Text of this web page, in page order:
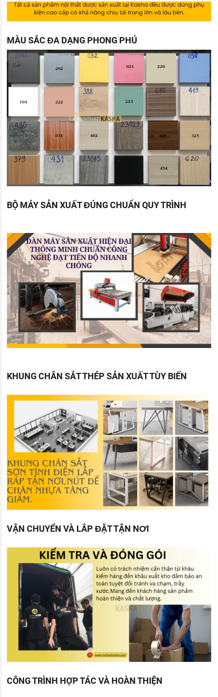
MÀU SẮC ĐA DẠNG PHONG PHÚ
BỘ MÁY SẢN XUẤT ĐÚNG CHUẨN QUY TRÌNH
KHUNG CHÂN SẮT THÉP SẢN XUẤT TÙY BIẾN
VẬN CHUYỂN VÀ LẮP ĐẶT TẬN NƠI
CÔNG TRÌNH HỢP TÁC VÀ HOÀN THIỆN